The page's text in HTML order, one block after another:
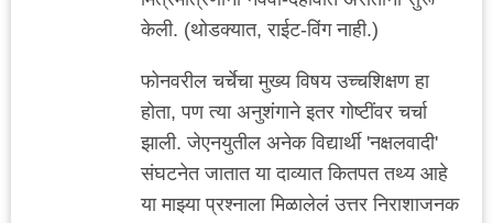
केली. (थोडक्यात, राईट-विंग नाही.)
फोनवरील चर्चेचा मुख्य विषय उच्चशिक्षण हा
होता, पण त्या अनुशंगाने इतर गोष्टींवर चर्चा
झाली. जेएनयुतील अनेक विद्यार्थी 'नक्षलवादी'
संघटनेत जातात या दाव्यात कितपत तथ्य आहे
या माझ्या प्रश्नाला मिळालेलं उत्तर निराशाजनक